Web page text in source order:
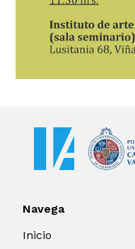
Navega
Inicio